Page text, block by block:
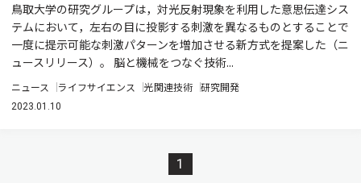
鳥取大学の研究グループは，対光反射現象を利用した意思伝達シス
テムにおいて，左右の目に投影する刺激を異なるものとすることで
一度に提示可能な刺激パターンを増加させる新方式を提案した（ニ
ュースリリース）。 脳と機械をつなぐ技術...
ニュース ライフサイエンス 光関連技術 研究開発
2023.01.10
1